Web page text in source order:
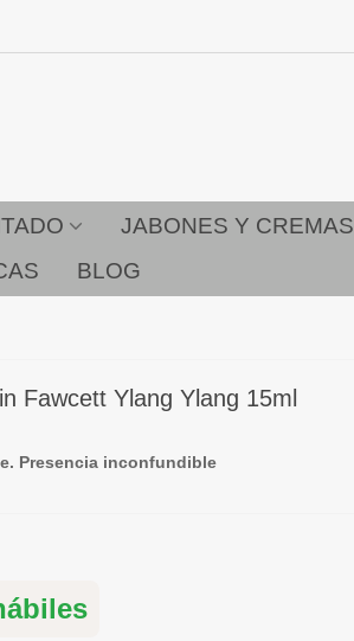
JABONES Y CREMAS
BLOG
Fawcett Ylang Ylang 15ml
Presencia inconfundible